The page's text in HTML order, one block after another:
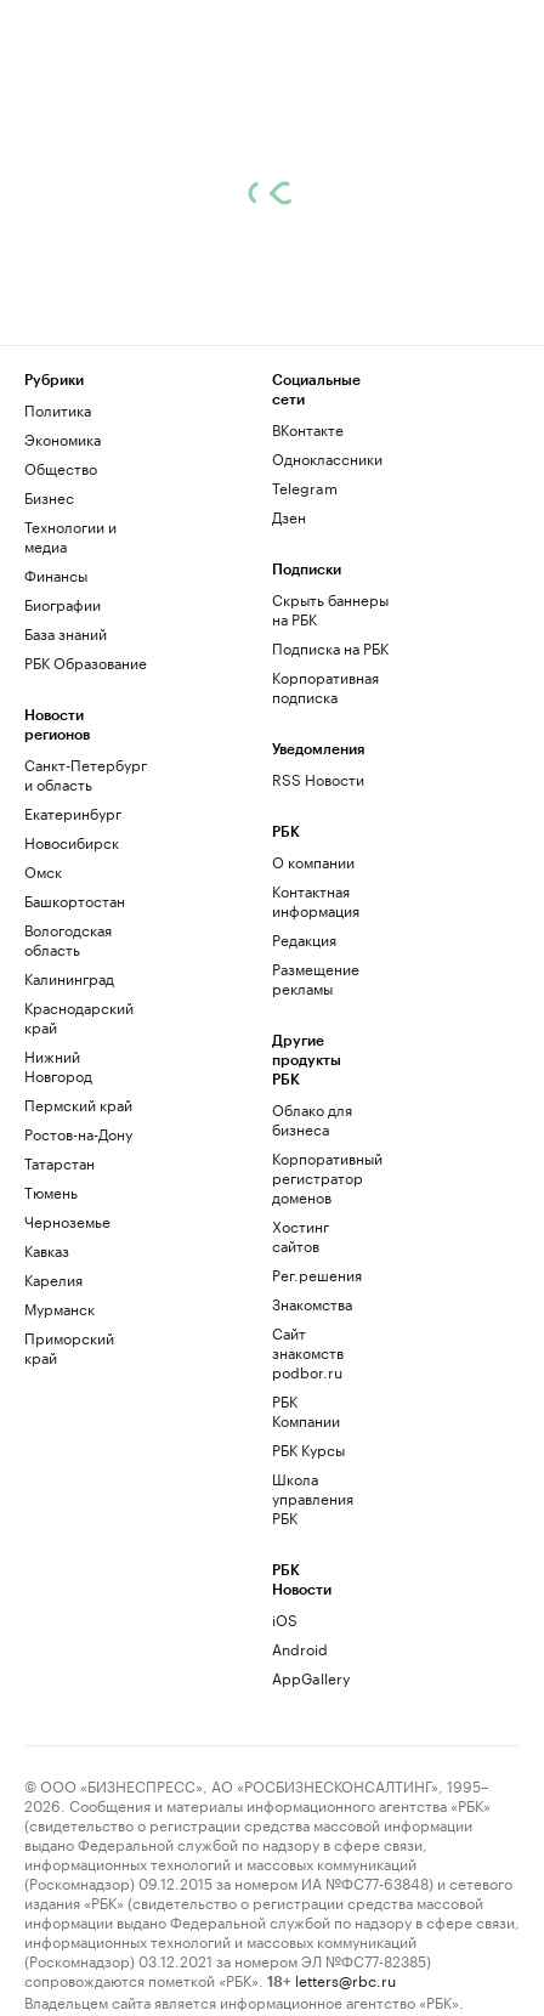
Рубрики
Политика
Экономика
Общество
Бизнес
Технологии и
медиа
Финансы
Биографии
База знаний
РБК Образование
Новости
регионов
Санкт-Петербург
и область
Екатеринбург
Новосибирск
Омск
Башкортостан
Вологодская
область
Калининград
Краснодарский
край
Нижний
Новгород
Пермский край
Ростов-на-Дону
Татарстан
Тюмень
Черноземье
Кавказ
Карелия
Мурманск
Приморский
край
Социальные
сети
ВКонтакте
Одноклассники
Telegram
Дзен
Подписки
Скрыть баннеры
на РБК
Подписка на РБК
Корпоративная
подписка
Уведомления
RSS Новости
РБК
О компании
Контактная
информация
Редакция
Размещение
рекламы
Другие
продукты
РБК
Облако для
бизнеса
Корпоративный
регистратор
доменов
Хостинг
сайтов
Рег.решения
Знакомства
Сайт
знакомств
podbor.ru
РБК
Компании
РБК Курсы
Школа
управления
РБК
РБК
Новости
iOS
Android
AppGallery
© ООО «БИЗНЕСПРЕСС», АО «РОСБИЗНЕСКОНСАЛТИНГ», 1995–
2026. Сообщения и материалы информационного агентства «РБК»
(свидетельство о регистрации средства массовой информации
выдано Федеральной службой по надзору в сфере связи,
информационных технологий и массовых коммуникаций
(Роскомнадзор) 09.12.2015 за номером ИА №ФС77-63848) и сетевого
издания «РБК» (свидетельство о регистрации средства массовой
информации выдано Федеральной службой по надзору в сфере связи,
информационных технологий и массовых коммуникаций
(Роскомнадзор) 03.12.2021 за номером ЭЛ №ФС77-82385)
сопровождаются пометкой «РБК».
18+ letters@rbc.ru
Владельцем сайта является информационное агентство «РБК».